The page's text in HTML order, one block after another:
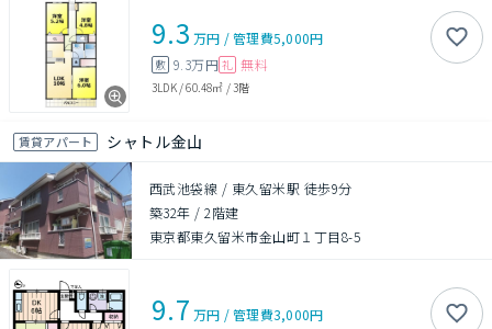
9.3 万円 /管理費5,000円
敷 9.3万円 礼 無料
3LDK/60.48㎡ /3階
賃貸アパート シャトル金山
西武池袋線 / 東久留米駅 徒歩9分
築32年 /2階建
東京都東久留米市金山町１丁目8-5
9.7 万円 /管理費3,000円